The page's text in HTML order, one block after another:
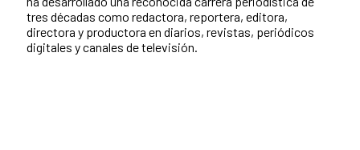
tres décadas como redactora, reportera, editora,
directora y productora en diarios, revistas, periódicos
digitales y canales de televisión.